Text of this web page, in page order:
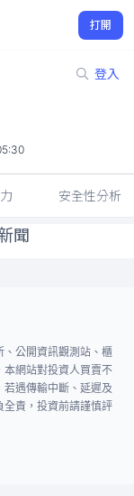
打開
登入
安全性分析
聞
、公開資訊觀測站、櫃
本網站對投資人買賣不
遇傳輸中斷、延遲及
全責，投資前請謹慎評